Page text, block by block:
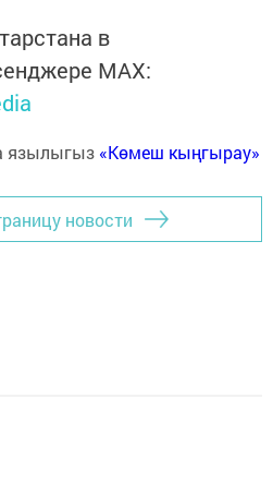
в
MАХ:
язылыгыз «Көмеш кыңгырау»
новости